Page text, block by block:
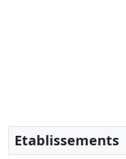
Etablissements